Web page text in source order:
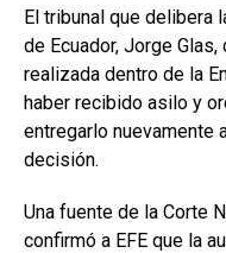
El tribunal que delibera
de Ecuador, Jorge
realizada dentro de la
haber recibido asilo y
entregarlo nuevamente
decisión.
Una fuente de la Corte
confirmó a EFE que la